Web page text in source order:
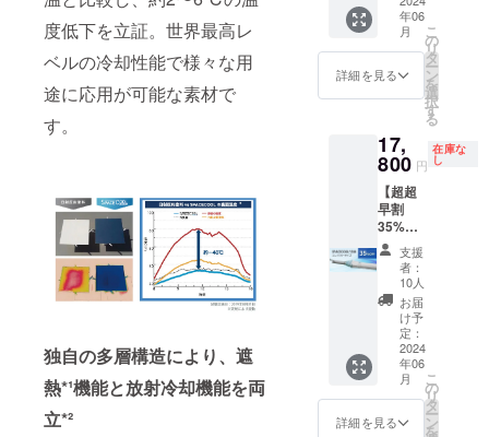
度低下を立証。世界最高レ
ベルの冷却性能で様々な用
途に応用が可能な素材で
す。
独自の多層構造により、遮
熱*¹機能と放射冷却機能を両
立*²
す。 ※
ご注文
状況、
材の供
給状
造工程
上の都
合等に
より出
荷時期
が遅れ
る場合
があり
ます。
バー、
白×ブ
ルー、
ク、白×
グレー
※ホワイ
ズご愛
用者の
方には
おなじ
みの
「カ
テール
ピッコ
ロ」と
同じサ
イズと
なりま
す。 ※
こちら
の商品
一破損
ラー：
シル
バー ※
トロー
ズご愛
おなじ
みの
「テ
ラ・ボ
ゼン」
と同じ
サイズ
となり
ます。
※こちら
の商品
は万が
一破損
した時
でも全
に対応
ｍ、85
ｃｍ
(FRP製)
８本骨
畳んだ
ル 木製
ズンド
ウ（ス
トレー
ト型）
バイヤ
ス部：
ポリエ
ステル
１０
０％ カ
ラー：
シル
バー ※
ホワイ
ズご愛
達成に
向けて
新たに
追加い
「SPAC
ECOOL
日傘
（ビッ
クタイ
プ）」
と
「SPAC
ECOOL
日傘
（コン
パクト
タイ
プ）」
を各1本
ずつペ
アでご
日傘
（コン
パクト
タイ
プ）」
シル
を宇宙
に逃が
す日傘
「SPAC
ECOOL
日傘
（コン
パクト
タイ
プ）」
シル
バーを1
本お送
りしま
す。
［一般
販売予
年06
月
詳細を見る
こ
の
リ
タ
ー
ン
を
選
択
す
る
17,
800 円
在庫な
し
【超超
早割
35%OF
F】
17,800
円（税
込、送
料込）
「SPAC
ECOOL
日傘
（コン
パクト
タイ
支援
者：
10人
お届
け予
定：
2024
年06
月
詳細を見る
こ
の
リ
タ
ー
ン
を